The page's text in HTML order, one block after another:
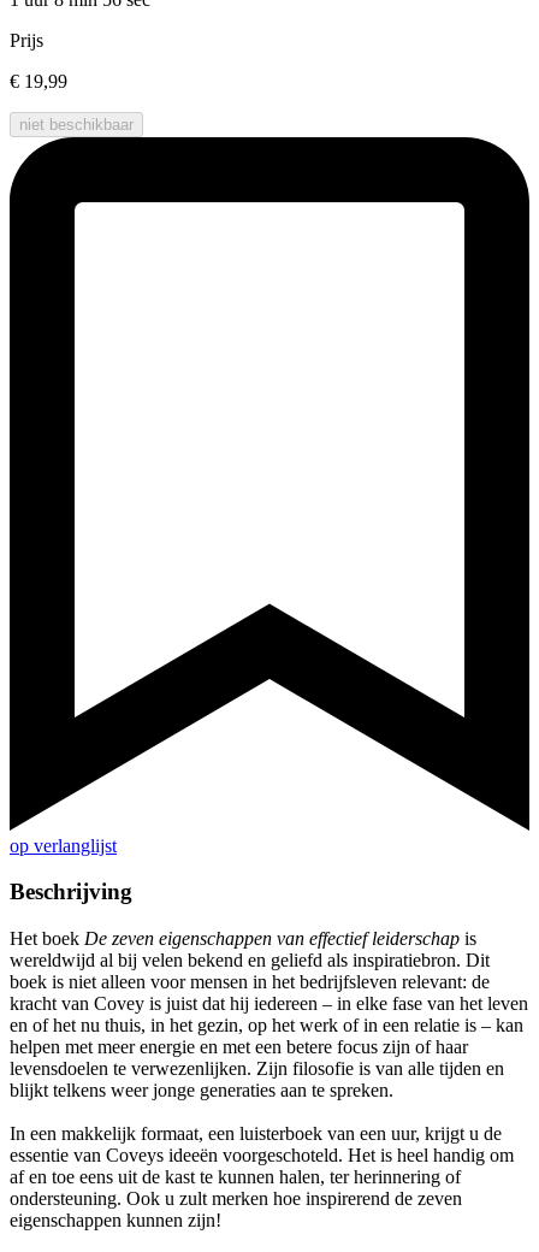
Prijs
€ 19,99
niet beschikbaar
op verlanglijst
Beschrijving
Het boek De zeven eigenschappen van effectief leiderschap is
wereldwijd al bij velen bekend en geliefd als inspiratiebron. Dit
boek is niet alleen voor mensen in het bedrijfsleven relevant: de
kracht van Covey is juist dat hij iedereen – in elke fase van het leven
en of het nu thuis, in het gezin, op het werk of in een relatie is – kan
helpen met meer energie en met een betere focus zijn of haar
levensdoelen te verwezenlijken. Zijn filosofie is van alle tijden en
blijkt telkens weer jonge generaties aan te spreken.
In een makkelijk formaat, een luisterboek van een uur, krijgt u de
essentie van Coveys ideeën voorgeschoteld. Het is heel handig om
af en toe eens uit de kast te kunnen halen, ter herinnering of
ondersteuning. Ook u zult merken hoe inspirerend de zeven
eigenschappen kunnen zijn!